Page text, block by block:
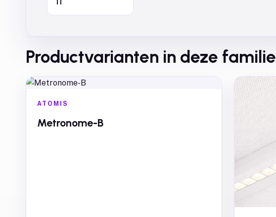
Productvarianten in deze familie
ATOMIS
Metronome-B